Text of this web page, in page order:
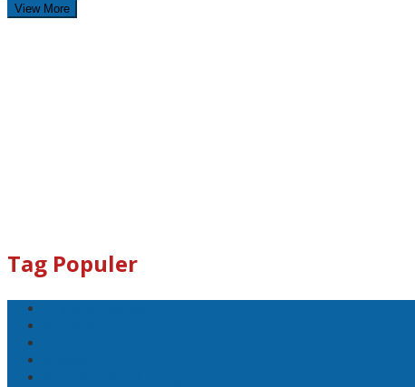
View More
Tag Populer